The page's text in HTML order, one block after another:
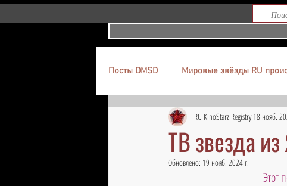
Посты DMSD Мировые звёзды RU
ТВ звезда
RU KinoStarz Registry 18 нояб.
Обновлено: 19 нояб. 2024 г.
Этот